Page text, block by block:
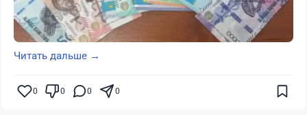
Читать дальше →
0 0 0 0